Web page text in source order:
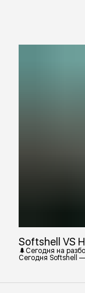
Softshell VS
🌲Сегодня на
Сегодня Softshell